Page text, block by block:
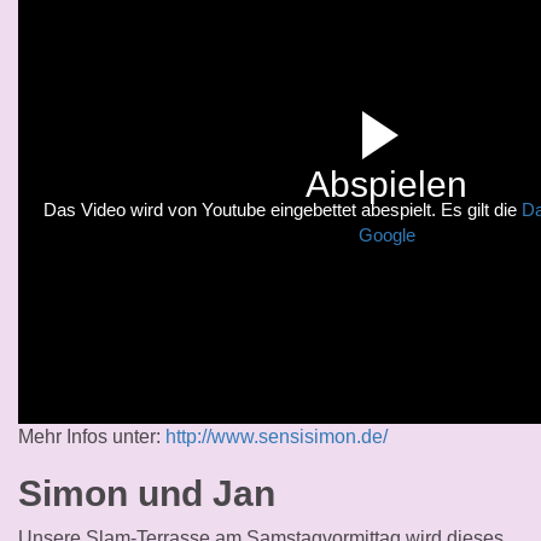
Abspielen
Das Video wird von Youtube eingebettet abespielt. Es gilt die
Google
Mehr Infos unter: http://www.sensisimon.de/
Simon und Jan